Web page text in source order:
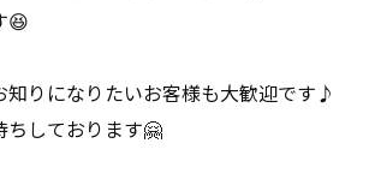
😆
知りになりたいお客様も大歓迎です♪
ちしております🤗